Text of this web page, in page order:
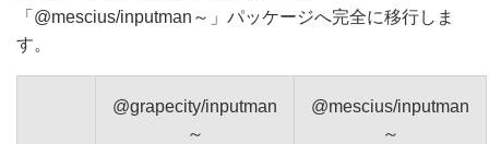
「@mescius/inputman～」パッケージへ完全に移行しま
す。
@grapecity/inputman
～
@mescius/inputman
～